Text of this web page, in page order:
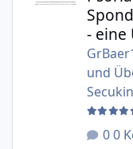
- eine
und
0